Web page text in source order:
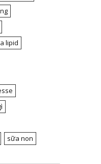
lipid
sữa non